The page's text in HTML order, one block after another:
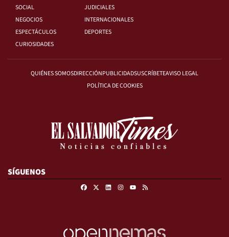
SOCIAL
JUDICIALES
NEGOCIOS
INTERNACIONALES
ESPECTÁCULOS
DEPORTES
CURIOSIDADES
QUIÉNES SOMOSDIRECCIÓNPUBLICIDADSUSCRÍBETEAVISO LEGAL
POLÍTICA DE COOKIES
SÍGUENOS
FacebookLinkedinInstagram